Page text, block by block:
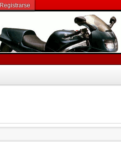
Registrarse